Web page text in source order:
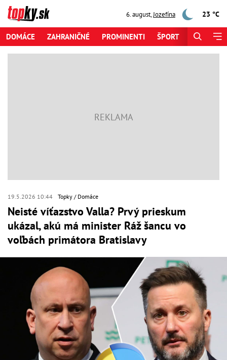
6. august,Jozefína 23 °C
DOMÁCE ZAHRANIČNÉ PROMINENTI ŠPORT
19.5.2026 10:44 Topky Domáce
Neisté víťazstvo Valla? Prvý prieskum
ukázal, akú má minister Ráž šancu vo
voľbách primátora Bratislavy